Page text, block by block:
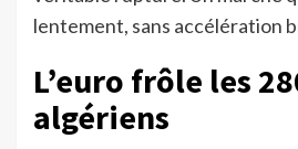
lentement, sans accélération
L’euro frôle les
algériens